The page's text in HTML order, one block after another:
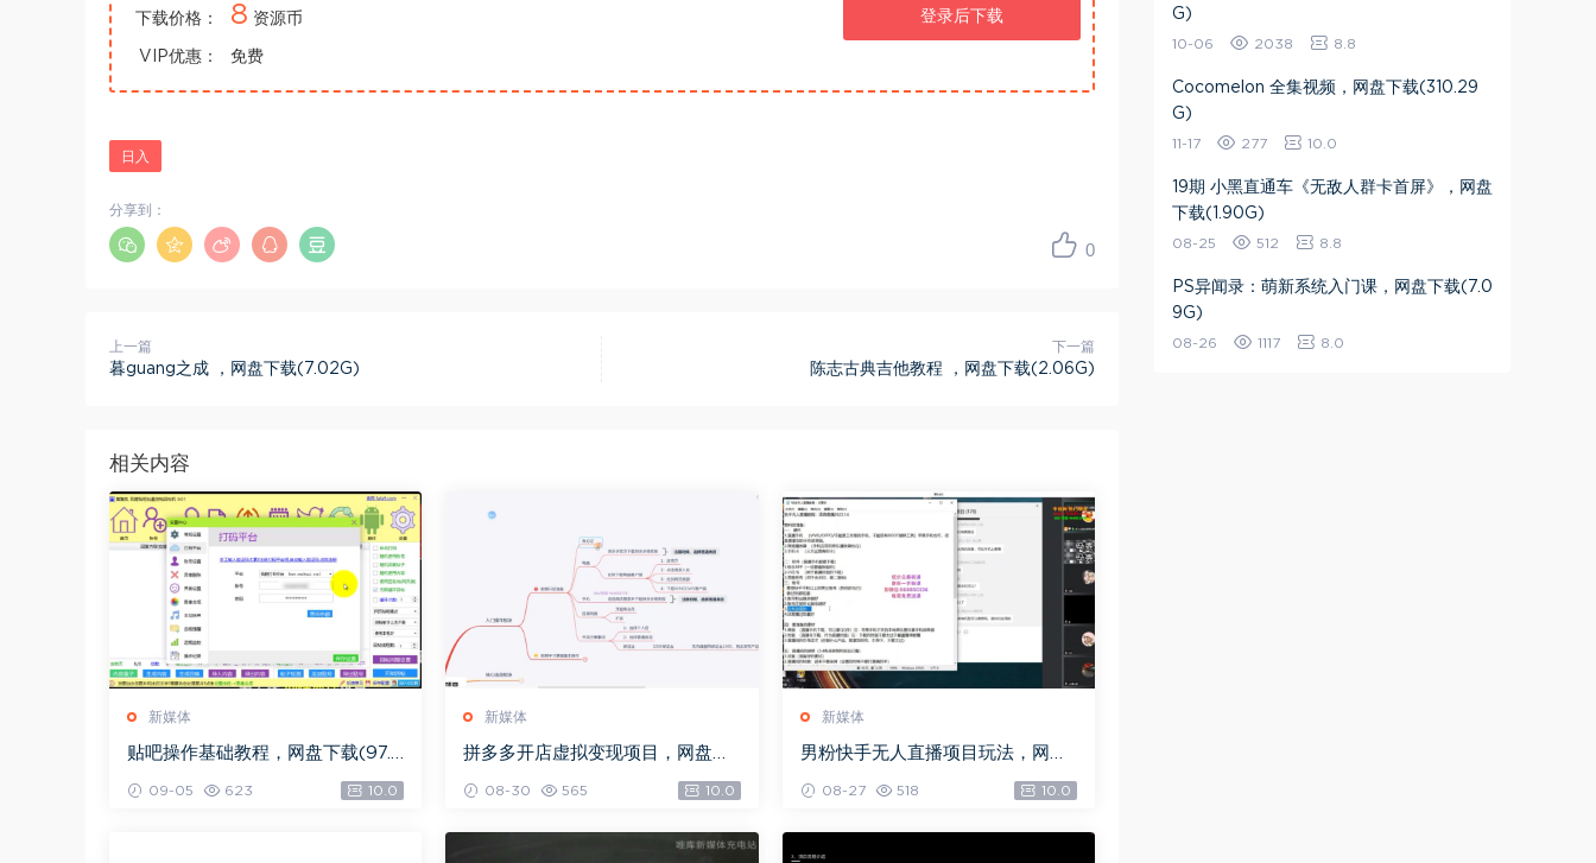
下载价格： 8 资源币
VIP优惠： 免费
登录后下载
日入
0
分享到：
上一篇
暮guang之成 ，网盘下载(7.02G)
下一篇
陈志古典吉他教程 ，网盘下载(2.06G)
相关内容
新媒体
贴吧操作基础教程，网盘下载(97.5
09-05 623 10.0
新媒体
拼多多开店虚拟变现项目，网盘下
08-30 565 10.0
新媒体
男粉快手无人直播项目玩法，网盘
08-27 518 10.0
G)
10-06 2038 8.8
Cocomelon 全集视频，网盘下载(310.29
G)
11-17 277 10.0
19期 小黑直通车《无敌人群卡首屏》，网盘
下载(1.90G)
08-25 512 8.8
PS异闻录：萌新系统入门课，网盘下载(7.0
9G)
08-26 1117 8.0